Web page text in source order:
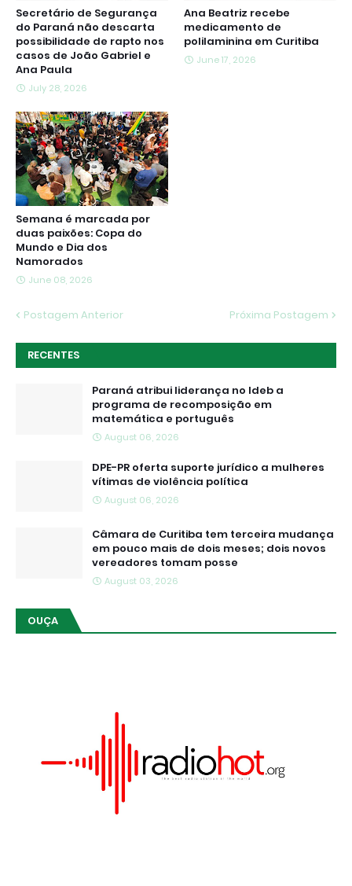
Secretário de Segurança
do Paraná não descarta
possibilidade de rapto nos
casos de João Gabriel e
Ana Paula
July 28, 2026
Ana Beatriz recebe
medicamento de
polilaminina em Curitiba
June 17, 2026
Semana é marcada por
duas paixões: Copa do
Mundo e Dia dos
Namorados
June 08, 2026
Postagem Anterior Próxima Postagem
RECENTES
Paraná atribui liderança no Ideb a
programa de recomposição em
matemática e português
August 06, 2026
DPE-PR oferta suporte jurídico a mulheres
vítimas de violência política
August 06, 2026
Câmara de Curitiba tem terceira mudança
em pouco mais de dois meses; dois novos
vereadores tomam posse
August 03, 2026
OUÇA